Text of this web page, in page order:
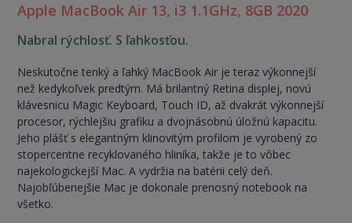
Apple MacBook Air 13, i3 1.1GHz, 8GB 2020
Nabral rýchlosť. S ľahkosťou.
Neskutočne tenký a ľahký MacBook Air je teraz výkonnejší
než kedykoľvek predtým. Má brilantný Retina displej, novú
klávesnicu Magic Keyboard, Touch ID, až dvakrát výkonnejší
procesor, rýchlejšiu grafiku a dvojnásobnú úložnú kapacitu.
Jeho plášť s elegantným klinovitým profilom je vyrobený zo
stopercentne recyklovaného hliníka, takže je to vôbec
najekologickejší Mac. A vydržia na batérii celý deň.
Najobľúbenejšie Mac je dokonale prenosný notebook na
všetko.